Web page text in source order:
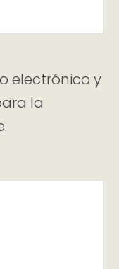
electrónico y
la